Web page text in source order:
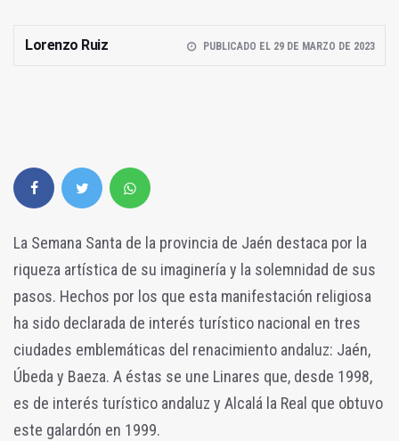
Lorenzo Ruiz PUBLICADO EL 29 DE MARZO DE 2023
La Semana Santa de la provincia de Jaén destaca por la
riqueza artística de su imaginería y la solemnidad de sus
pasos. Hechos por los que esta manifestación religiosa
ha sido declarada de interés turístico nacional en tres
ciudades emblemáticas del renacimiento andaluz: Jaén,
Úbeda y Baeza. A éstas se une Linares que, desde 1998,
es de interés turístico andaluz y Alcalá la Real que obtuvo
este galardón en 1999.